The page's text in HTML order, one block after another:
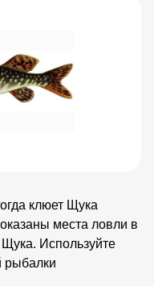
клюет Щука
места ловли в
Щука. Используйте
рыбалки